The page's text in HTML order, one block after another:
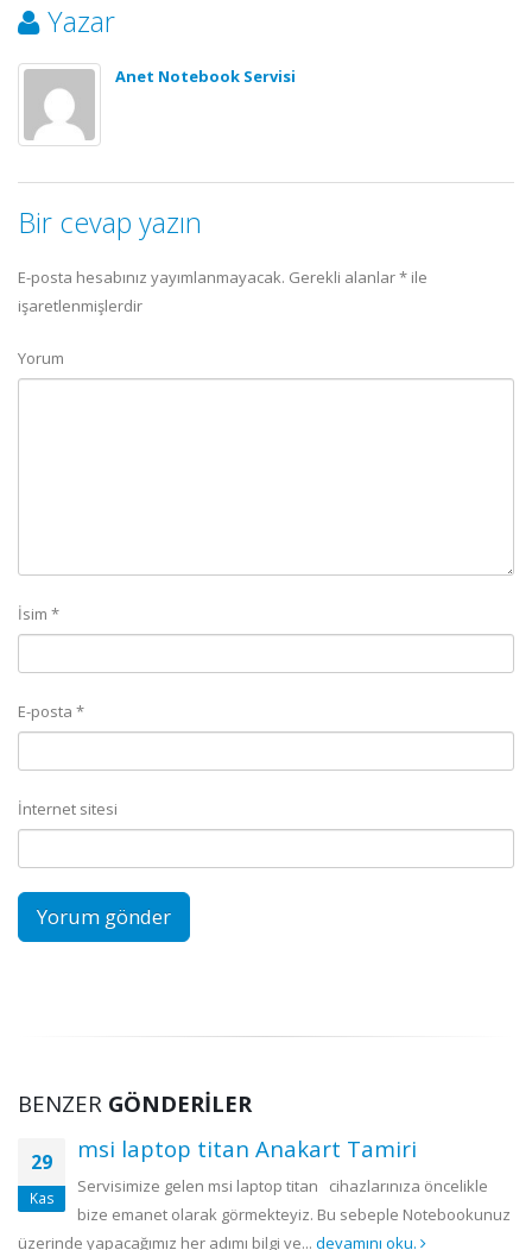
Yazar
Anet Notebook Servisi
Bir cevap yazın
E-posta hesabınız yayımlanmayacak. Gerekli alanlar* ile
işaretlenmişlerdir
Yorum
İsim *
E-posta *
İnternet sitesi
BENZER GÖNDERILER
29
Kas
msi laptop titan Anakart Tamiri
Servisimize gelen msi laptop titan cihazlarınıza öncelikle
bize emanet olarak görmekteyiz. Bu sebeple Notebookunuz
üzerinde yapacağımız her adımı bilgi ve... devamını oku.